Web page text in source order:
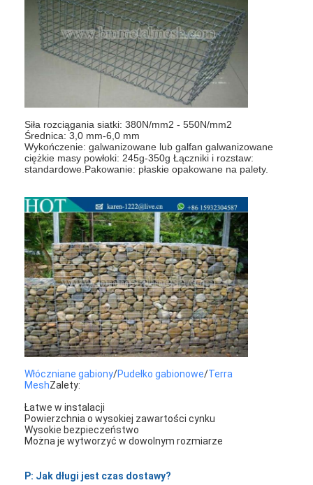
Siła rozciągania siatki: 380N/mm2 - 550N/mm2
Średnica: 3,0 mm-6,0 mm
Wykończenie: galwanizowane lub galfan galwanizowane
ciężkie masy powłoki: 245g-350g Łączniki i rozstaw:
standardowe.Pakowanie: płaskie opakowane na palety.
Włóczniane gabiony/Pudełko gabionowe/Terra
MeshZalety:
Łatwe w instalacji
Powierzchnia o wysokiej zawartości cynku
Wysokie bezpieczeństwo
Można je wytworzyć w dowolnym rozmiarze
P: Jak długi jest czas dostawy?